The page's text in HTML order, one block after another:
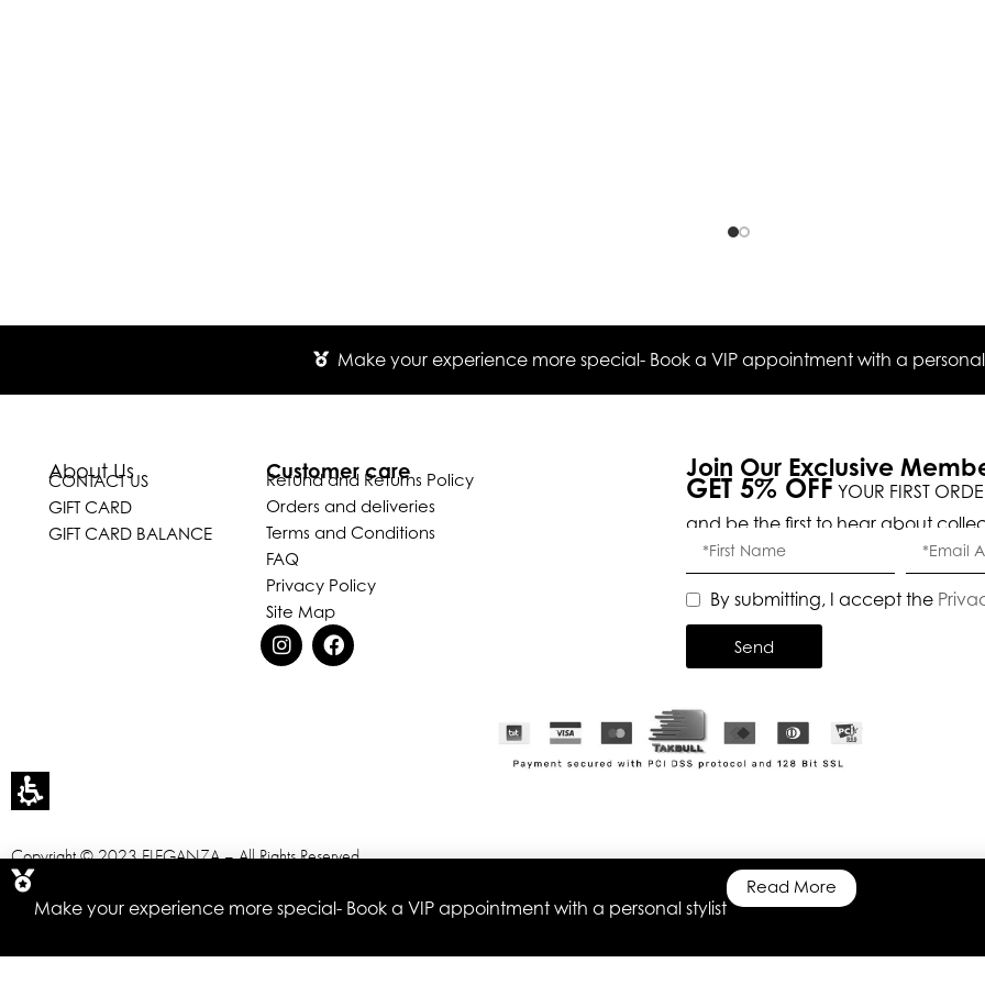
Make your experience more special- Book a VIP appointment with a personal
About Us
CONTACT US
GIFT CARD
GIFT CARD BALANCE
Customer care
Refund and Returns Policy
Orders and deliveries
Terms and Conditions
FAQ
Privacy Policy
Site Map
Join Our Exclusive
GET 5% OFF YOUR FIRST
and be the first to hear about
By submitting, I accept the
Send
Copyright © 2023 ELEGANZA – All Rights Reserved
Designed & Developed by
Accessibility statement
Make your experience more special- Book a VIP appointment with a personal stylist
Read More